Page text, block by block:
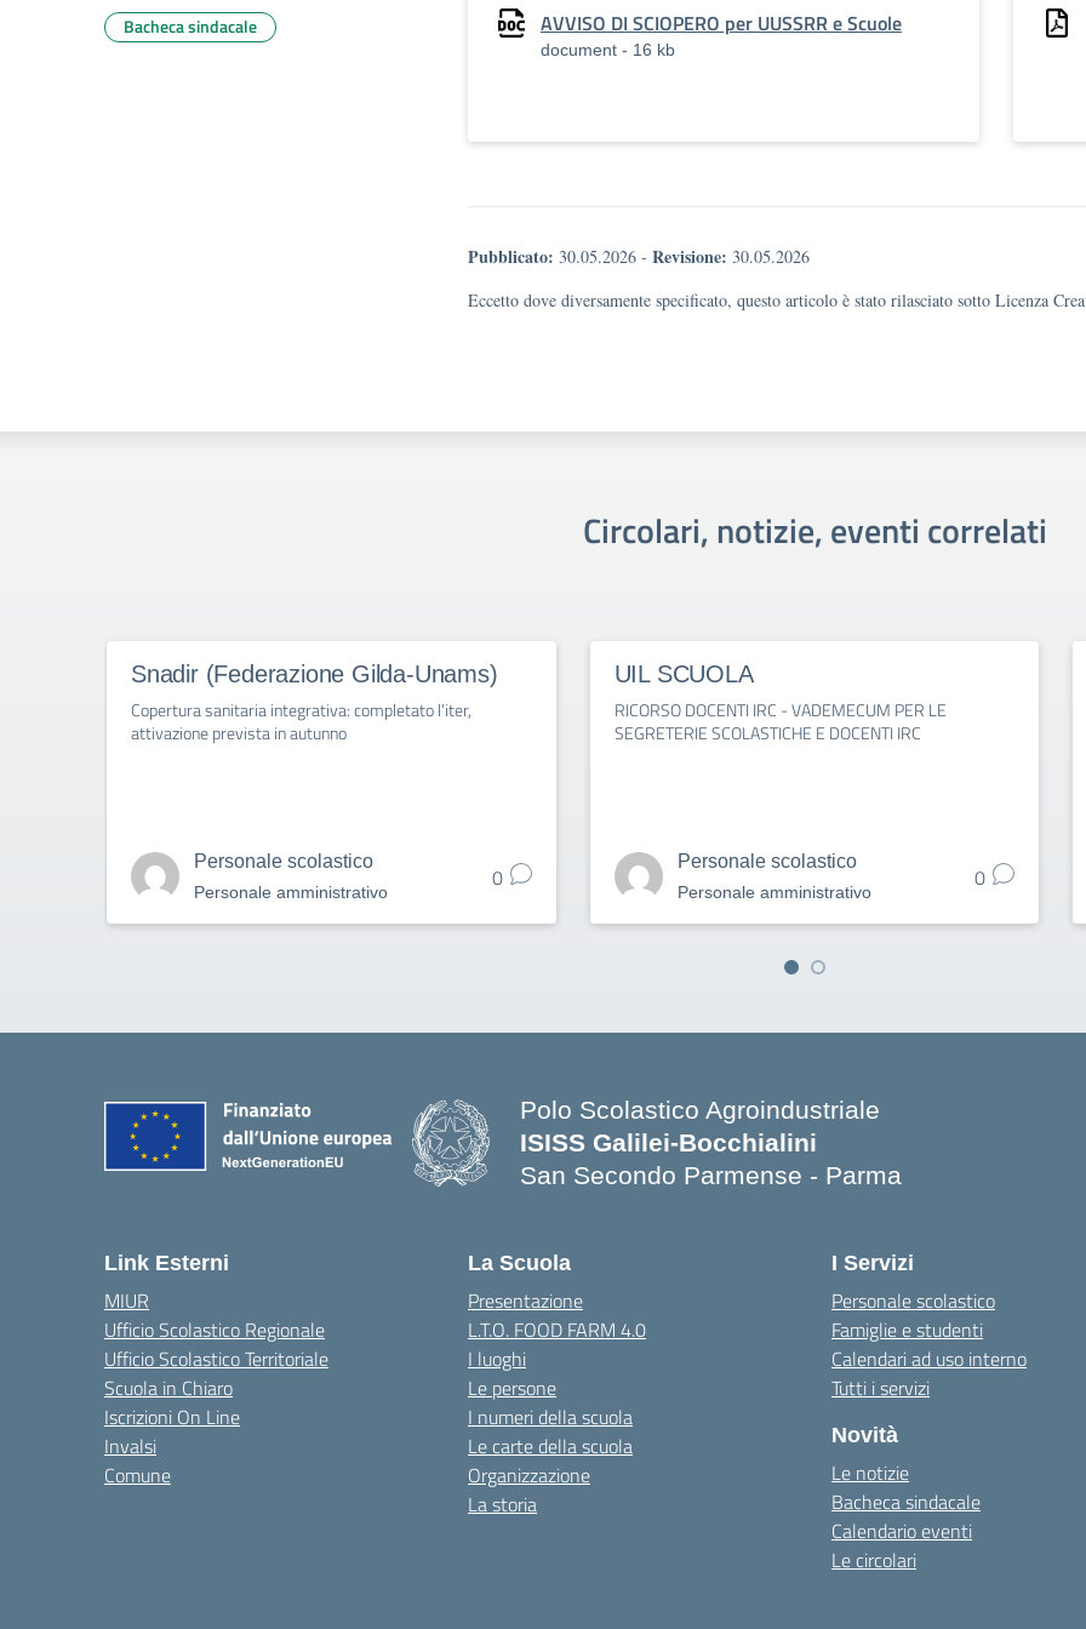
AVVISO DI SCIOPERO per UUSSRR e Scuole
document - 16 kb
Pubblicato: 30.05.2026 - Revisione: 30.05.2026
Eccetto dove diversamente specificato, questo articolo è stato rilasciato sotto Licenza
Bacheca sindacale
Circolari, notizie, eventi correlati
Snadir (Federazione Gilda-Unams)
Copertura sanitaria integrativa: completato l’iter,
attivazione prevista in autunno
Personale scolastico
Personale amministrativo 0
UIL SCUOLA
RICORSO DOCENTI IRC - VADEMECUM PER LE
SEGRETERIE SCOLASTICHE E DOCENTI IRC
Personale scolastico
Personale amministrativo 0
Polo Scolastico Agroindustriale
ISISS Galilei-Bocchialini
San Secondo Parmense - Parma
Link Esterni
MIUR
Ufficio Scolastico Regionale
Ufficio Scolastico Territoriale
Scuola in Chiaro
Iscrizioni On Line
Invalsi
Comune
La Scuola
Presentazione
L.T.O. FOOD FARM 4.0
I luoghi
Le persone
I numeri della scuola
Le carte della scuola
Organizzazione
La storia
I Servizi
Personale scolastico
Famiglie e studenti
Calendari ad uso interno
Tutti i servizi
Novità
Le notizie
Bacheca sindacale
Calendario eventi
Le circolari